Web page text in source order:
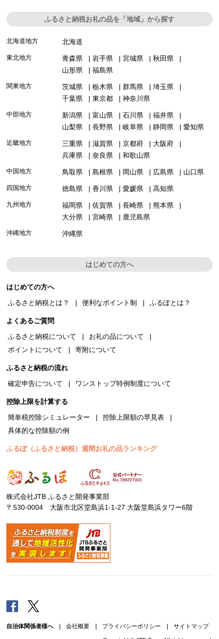
ふるさと納税お礼の品を「地域」から探す
北海道地方 北海道
東北地方 青森県 岩手県 宮城県
秋田県
山形県
福島県
関東地方 茨城県 栃木県 群馬県
埼玉県
千葉県
東京都 神奈川県
中部地方 新潟県 富山県 石川県
福井県
山梨県
長野県 岐阜県 静岡県 愛知県
近畿地方 三重県 滋賀県 京都府
大阪府
兵庫県
奈良県 和歌山県
中国地方 鳥取県 島根県 岡山県 広島県 山口県
四国地方 徳島県 香川県 愛媛県 高知県
九州地方 福岡県 佐賀県 長崎県
熊本県
大分県
宮崎県 鹿児島県
沖縄地方 沖縄県
はじめての方へ
はじめての方へ
ふるさと納税とは？
便利なポイント制 ふるぽとは？
よくあるご質問
ふるさと納税について
お礼の品について
ポイントについて
寄附について
ふるさと納税の流れ
確定申告について
ワンストップ特例制度について
控除上限を計算する
簡単税控除シミュレーター
控除上限額の早見表
具体的な控除額の例
ふるぽ（ふるさと納税）週間お礼の品ランキング
株式会社JTB ふるさと開発事業部
〒530-0004 大阪市北区堂島浜1-1-27 大阪堂島浜タワー6階
Facebook
自治体関係者様へ| 会社概要 | プライバシーポリシー | サイトマップ